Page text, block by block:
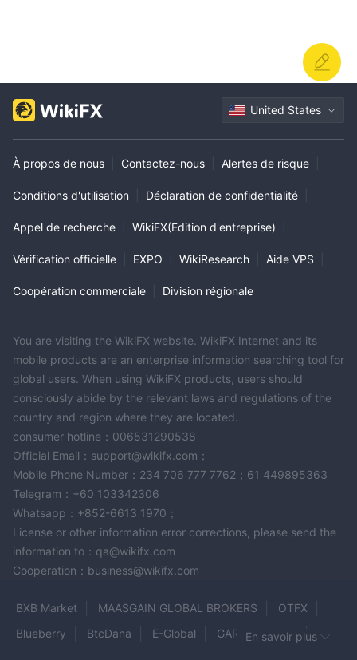
United States
À propos de nous Contactez-nous Alertes de risque
Conditions d'utilisation Déclaration de confidentialité
Appel de recherche WikiFX(Edition d'entreprise)
Vérification officielle EXPO WikiResearch Aide VPS
Coopération commerciale Division régionale
You are visiting the WikiFX website. WikiFX Internet and its
mobile products are an enterprise information searching tool for
global users. When using WikiFX products, users should
consciously abide by the relevant laws and regulations of the
country and region where they are located.
consumer hotline：006531290538
Official Email：support@wikifx.com；
Mobile Phone Number：234 706 777 7762；61 449895363
Telegram：+60 103342306
Whatsapp：+852-6613 1970；
License or other information error corrections, please send the
information to：qa@wikifx.com
Cooperation：business@wikifx.com
BXB Market MAASGAIN GLOBAL BROKERS
OTFX
Blueberry
BtcDana E-Global
GARNETTRADE
En savoir plus